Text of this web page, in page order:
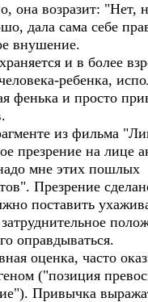
она возразит: "Нет,
дала сама себе
внушение.
и в более
ребенка,
фенька и просто
из фильма
презрение на лице
мне этих пошлых
Презрение
поставить
оправдываться.
оценка, часто
("позиция
Привычка